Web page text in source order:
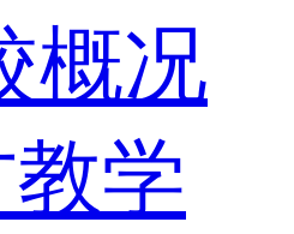
概况
学